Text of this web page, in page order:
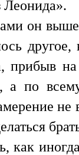
Леонида».
он
прибыв
а по
как